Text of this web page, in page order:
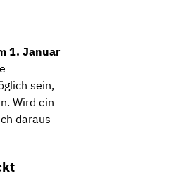
1. Januar
sein,
Wird ein
daraus